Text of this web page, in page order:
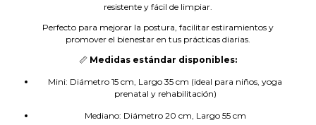
resistente y fácil de limpiar.
Perfecto para mejorar la postura, facilitar estiramientos y
promover el bienestar en tus prácticas diarias.
📏 Medidas estándar disponibles:
Mini: Diámetro 15 cm, Largo 35 cm (ideal para niños, yoga
prenatal y rehabilitación)
Mediano: Diámetro 20 cm, Largo 55 cm